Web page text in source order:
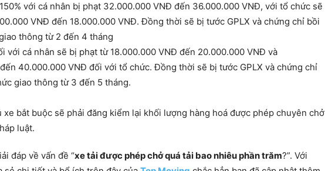
với cá nhân bị phạt 32.000.000 VNĐ đến 36.000.000 VNĐ, với tổ chức sẽ
VNĐ đến 18.000.000 VNĐ. Đồng thời sẽ bị tước GPLX và chứng chỉ bồi
thông từ 2 đến 4 tháng
với cá nhân sẽ bị phạt từ 18.000.000 VNĐ đến 20.000.000 VNĐ và
40.000.000 VNĐ đối với tổ chức. Đồng thời sẽ bị tước GPLX và chứng chỉ
giao thông từ 3 đến 5 tháng.
xe bắt buộc sẽ phải đăng kiểm lại khối lượng hàng hoá được phép chuyên chở
luật.
đáp về vấn đề “xe tải được phép chở quá tải bao nhiêu phần trăm?”. Với